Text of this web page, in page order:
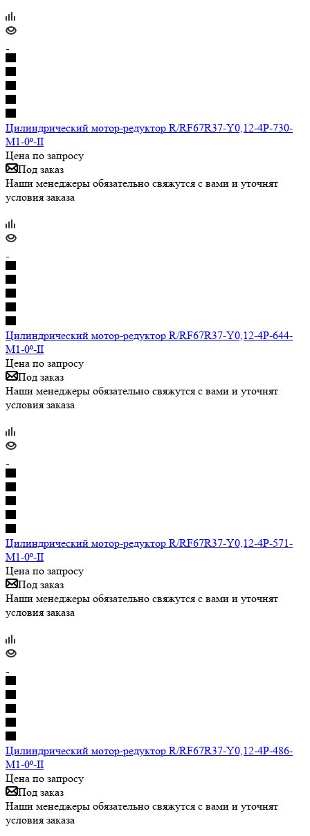
Цилиндрический мотор-редуктор R/RF67R37-Y0,12-4P-730-
M1-0⁰-II
Цена по запросу
Под заказ
Наши менеджеры обязательно свяжутся с вами и уточнят
условия заказа
Цилиндрический мотор-редуктор R/RF67R37-Y0,12-4P-644-
M1-0⁰-II
Цена по запросу
Под заказ
Наши менеджеры обязательно свяжутся с вами и уточнят
условия заказа
Цилиндрический мотор-редуктор R/RF67R37-Y0,12-4P-571-
M1-0⁰-II
Цена по запросу
Под заказ
Наши менеджеры обязательно свяжутся с вами и уточнят
условия заказа
Цилиндрический мотор-редуктор R/RF67R37-Y0,12-4P-486-
M1-0⁰-II
Цена по запросу
Под заказ
Наши менеджеры обязательно свяжутся с вами и уточнят
условия заказа